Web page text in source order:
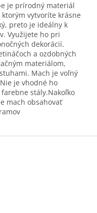
je prírodný materiál
vytvoríte krásne
preto je ideálny k
Využijete ho pri
dekorácií.
a ozdobných
materiálom,
Mach je voľný
je vhodné ho
stály.Nakoľko
mach obsahovať